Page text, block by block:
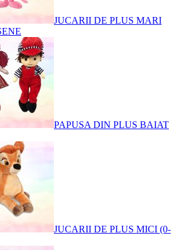
JUCARII DE PLUS MARI
PAPUSA DIN PLUS BAIAT
JUCARII DE PLUS MICI (0-